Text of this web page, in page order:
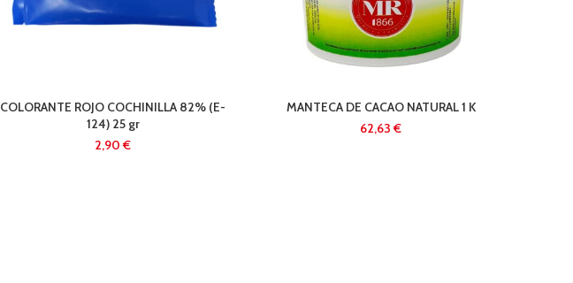
COLORANTE ROJO COCHINILLA 82% (E-
124) 25 gr
€
MANTECA DE CACAO NATURAL 1 K
€